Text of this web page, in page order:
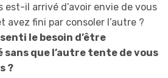
est-il arrivé d’avoir envie de vous
avez fini par consoler l’autre ?
le besoin d’être
que l’autre tente de vous
?